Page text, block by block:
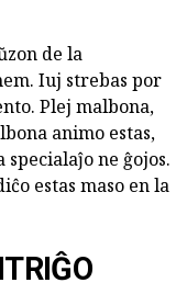
de la
Iuj strebas por
Plej malbona,
animo estas,
ne ĝojos.
estas maso en la